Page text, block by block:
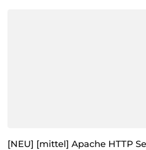
[NEU] [mittel] Apache HTTP